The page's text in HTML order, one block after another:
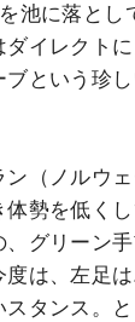
池に落とし
イレクト
という珍
ン（ノルウ
勢を低く
、グリーン
は、左足
タンス。